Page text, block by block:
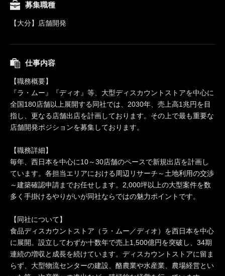
募集職種
【大分】店舗開発
仕事内容
【職務概要】
『ラ・ムー』『ディオ』等、大型ディスカウントストアを中心に
全国180店舗以上展開する同社では、2030年、売上高1兆円を目
指し、更なる店舗出店を計画しております。その上で最も重要な
店舗開発ポジションを募集しております。
【職務詳細】
毎年、西日本を中心に10～30店舗のペースで新規出店を計画し
ています。各担当エリアにおける周辺リサーチ～土地利用の交渉
～建築確認申請までお任せします。2,000坪以上の大型案件を数
多く手掛けるやりがいが同社ならではの魅力ポイントです。
【同社について】
食品ディスカウントストア（ラ・ムー／ディオ）を西日本を中心
に展開。設立してわずか十数年で売上1,500億円を突破し、34期
連続の増収と成長を続けています。ディスカウントストアに留ま
らず、大型物流センターの建設、酪農業や水産業、農場経営とい